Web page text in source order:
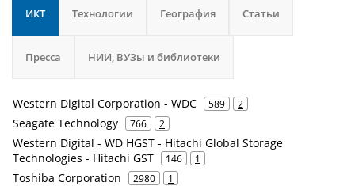
ИКТ Технологии География Статьи
Пресса НИИ, ВУЗы и библиотеки
Western Digital Corporation - WDC 589 2
Seagate Technology 766 2
Western Digital - WD HGST - Hitachi Global Storage
Technologies - Hitachi GST
146 1
Toshiba Corporation 2980 1